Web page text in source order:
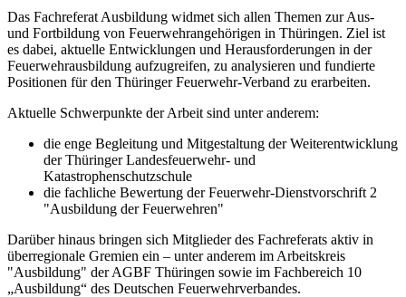
Das Fachreferat Ausbildung widmet sich allen Themen zur Aus-
und Fortbildung von Feuerwehrangehörigen in Thüringen. Ziel ist
es dabei, aktuelle Entwicklungen und Herausforderungen in der
Feuerwehrausbildung aufzugreifen, zu analysieren und fundierte
Positionen für den Thüringer Feuerwehr-Verband zu erarbeiten.
Aktuelle Schwerpunkte der Arbeit sind unter anderem:
die enge Begleitung und Mitgestaltung der Weiterentwicklung
der Thüringer Landesfeuerwehr- und
Katastrophenschutzschule
die fachliche Bewertung der Feuerwehr-Dienstvorschrift 2
"Ausbildung der Feuerwehren"
Darüber hinaus bringen sich Mitglieder des Fachreferats aktiv in
überregionale Gremien ein – unter anderem im Arbeitskreis
"Ausbildung" der AGBF Thüringen sowie im Fachbereich 10
„Ausbildung“ des Deutschen Feuerwehrverbandes.